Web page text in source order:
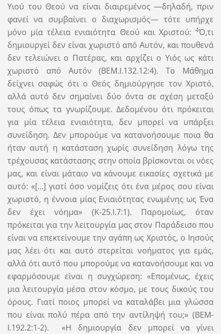
Υιού του Θεού να είναι διαιρεμένος —δηλαδή, πριν
φανεί να συμβαίνει ο διαχωρισμός— τότε υπήρχε
μόνο μία τέλεια ενιαιότητα Θεού και Χριστού:4Ό,τι
δημιουργεί δεν είναι χωριστό από Αυτόν, και πουθενά
δεν τελειώνει ο Πατέρας, και αρχίζει ο Υιός ως κάτι
χωριστό από Αυτόν (ΒΕΜ.Ι.132.12:4). Το Μάθημα
δείχνει σαφώς ότι ο Θεός δημιούργησε τον Χριστό,
αλλά αυτό δεν σημαίνει δύο όντα σε σχέση μεταξύ
τους όπως τα γνωρίζουμε. Δεδομένου ότι πρόκειται
για μία τέλεια ενιαιότητα, δεν μπορεί να υπάρξει
συνείδηση. Δεν μπορούμε να κατανοήσουμε ποια θα
ήταν αυτή η κατάσταση χωρίς συνείδηση λόγω της
τρέχουσας κατάστασης στην οποία βρίσκονται οι νόες
μας, και είναι μάταιο να κάνουμε εικασίες σχετικά με
αυτό: «[…] γιατί όσο νομίζεις ότι ένα μέρος σου είναι
χωριστό, η έννοια μίας Ενιαιότητας ενωμένης ως Ένα
δεν έχει νόημα» (Κ-25.Ι.7:1). Παρομοίως, όταν
πρόκειται για την λειτουργία μας στον Παράδεισο που
είναι να επεκτείνουμε την αγάπη ως Χριστός, ο Ιησούς
μας λέει ότι και αυτό στερείται νοήματος για εμάς,
αλλά ότι αυτό που μπορούμε να κατανοήσουμε και να
εφαρμόσουμε είναι η συγχώρεση: «Επομένως, έχεις
μια λειτουργία μέσα στον κόσμο, με τους δικούς του
όρους. Γιατί ποιος μπορεί να καταλάβει μια γλώσσα
που είναι πολύ πέρα ​​από την αντίληψή του;» (ΒΕΜ-
Ι.192.2:1-2). «Η δημιουργία δεν μπορεί να γίνει